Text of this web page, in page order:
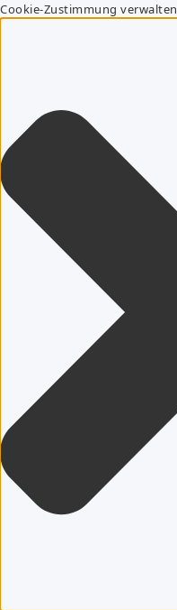
Cookie-Zustimmung verwalten